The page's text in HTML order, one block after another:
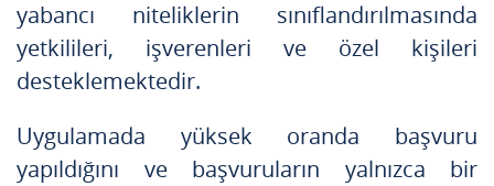
yabancı niteliklerin sınıflandırılmasında
yetkilileri, işverenleri ve özel kişileri
desteklemektedir.
Uygulamada yüksek oranda başvuru
yapıldığını ve başvuruların yalnızca bir